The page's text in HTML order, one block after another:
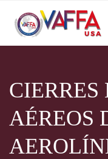
CIERRES
AÉREOS